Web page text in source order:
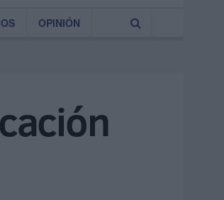
OPINIÓN